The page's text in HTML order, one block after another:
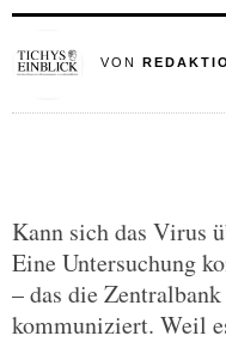
VON
Kann sich das Virus
Eine Untersuchung
– das die
kommuniziert. Weil